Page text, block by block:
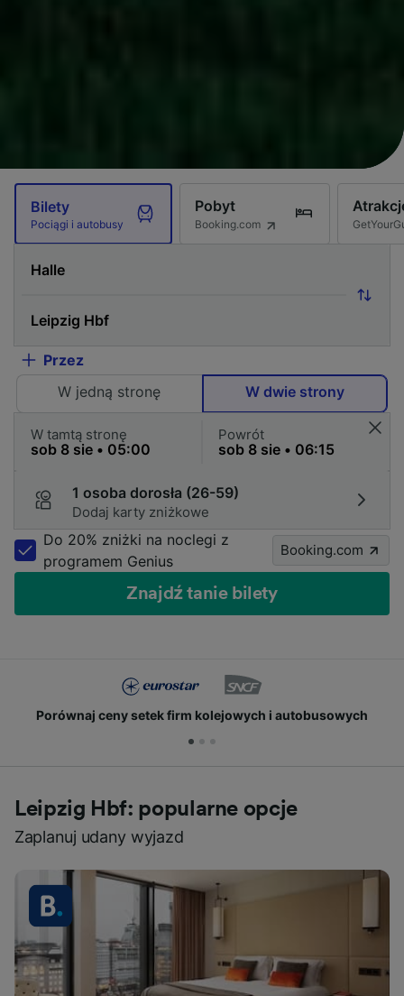
Bilety
Pociągi i autobusy
Pobyt
Booking.com
Przez
W jedną stronę
W dwie strony
W tamtą stronę Powrót
1 osoba dorosła (26-59)
Dodaj karty zniżkowe
Do 20% zniżki na noclegi z
programem Genius
Booking.com
Znajdź tanie bilety
Porównaj ceny setek firm kolejowych i autobusowych
Leipzig Hbf: popularne opcje
Zaplanuj udany wyjazd